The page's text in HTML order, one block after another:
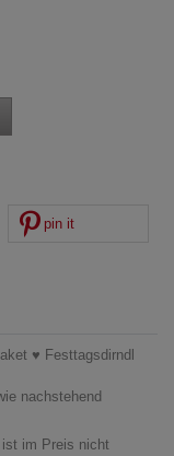
pin it
♥ Festtagsdirndl
nachstehend
ist im Preis nicht